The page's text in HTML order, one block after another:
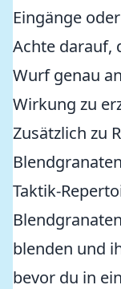
Eingänge
Achte darauf,
Wurf genau
Wirkung zu
Zusätzlich zu
Taktik-
blenden und
bevor du in